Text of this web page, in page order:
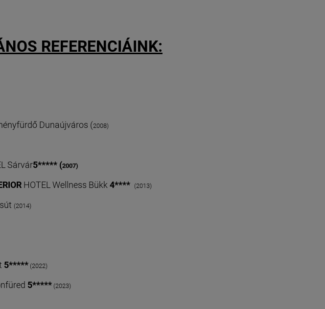
REFERENCIÁINK:
Dunaújváros (2008)
Sárvár5***** (2007)
HOTEL Wellness Bükk 4**** (2013)
(2014)
5***** (2022)
5***** (2023)